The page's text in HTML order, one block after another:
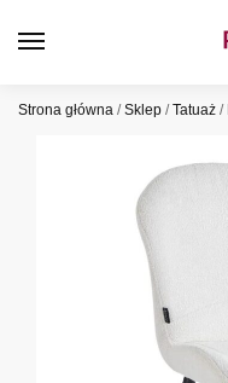
Strona główna /Sklep /Tatuaż /